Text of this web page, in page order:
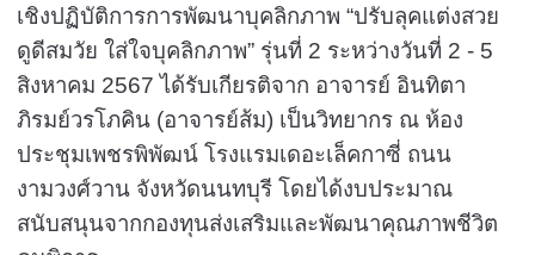
เชิงปฏิบัติการการพัฒนาบุคลิกภาพ “ปรับลุคแต่งสวย
ดูดีสมวัย ใส่ใจบุคลิกภาพ” รุ่นที่ 2 ระหว่างวันที่ 2 - 5
สิงหาคม 2567 ได้รับเกียรติจาก อาจารย์ อินทิตา
ภิรมย์วรโภคิน (อาจารย์ส้ม) เป็นวิทยากร ณ ห้อง
ประชุมเพชรพิพัฒน์ โรงแรมเดอะเล็คกาซี่ ถนน
งามวงศ์วาน จังหวัดนนทบุรี โดยได้งบประมาณ
สนับสนุนจากกองทุนส่งเสริมและพัฒนาคุณภาพชีวิต